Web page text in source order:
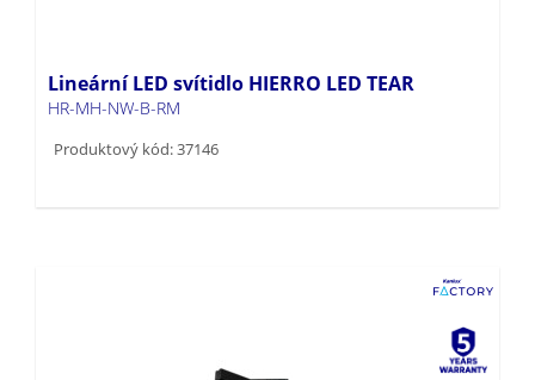
Lineární LED svítidlo HIERRO LED TEAR
HR-MH-NW-B-RM
Produktový kód: 37146